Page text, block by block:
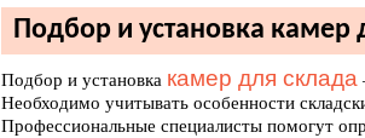
Подбор и установка камер
Подбор и установка камер для склада
Необходимо учитывать особенности
Профессиональные специалисты помогут